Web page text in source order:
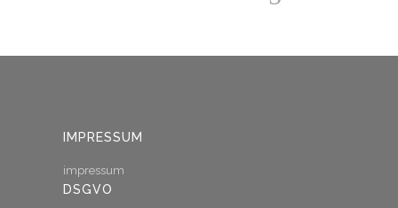
IMPRESSUM
impressum
DSGVO